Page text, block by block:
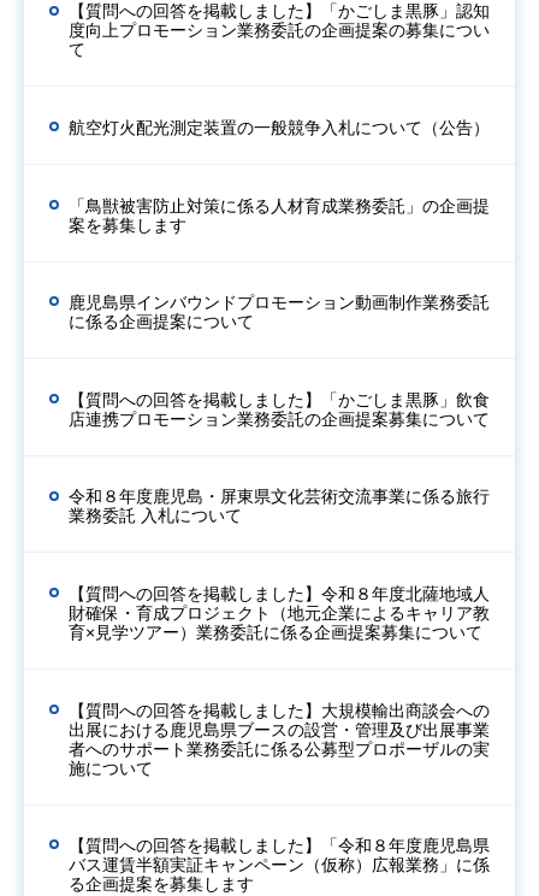
【質問への回答を掲載しました】「かごしま黒豚」認知
度向上プロモーション業務委託の企画提案の募集につい
て
航空灯火配光測定装置の一般競争入札について（公告）
「鳥獣被害防止対策に係る人材育成業務委託」の企画提
案を募集します
鹿児島県インバウンドプロモーション動画制作業務委託
に係る企画提案について
【質問への回答を掲載しました】「かごしま黒豚」飲食
店連携プロモーション業務委託の企画提案募集について
令和８年度鹿児島・屏東県文化芸術交流事業に係る旅行
業務委託 入札について
【質問への回答を掲載しました】令和８年度北薩地域人
財確保・育成プロジェクト（地元企業によるキャリア教
育×見学ツアー）業務委託に係る企画提案募集について
【質問への回答を掲載しました】大規模輸出商談会への
出展における鹿児島県ブースの設営・管理及び出展事業
者へのサポート業務委託に係る公募型プロポーザルの実
施について
【質問への回答を掲載しました】「令和８年度鹿児島県
バス運賃半額実証キャンペーン（仮称）広報業務」に係
る企画提案を募集します